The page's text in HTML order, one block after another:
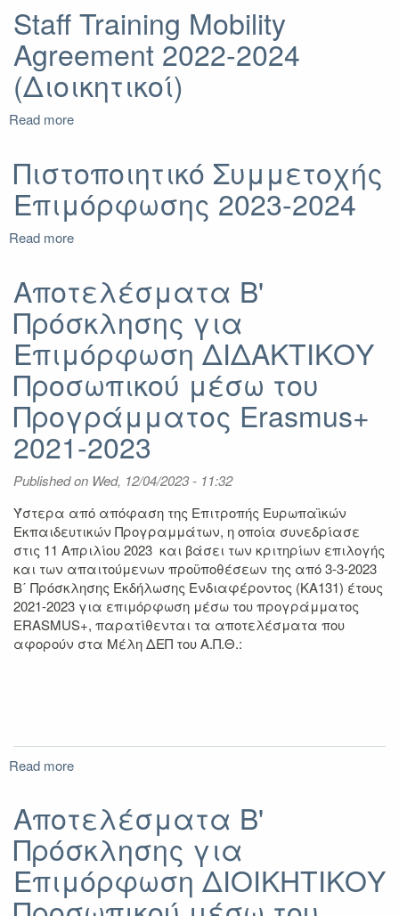
Προγράμματος
Erasmus+
(KA131)
2022-
Mobility
2022-
2024
(ΔΕΠ/
Staff Training Mobility
Agreement 2022-2024
(Διοικητικοί)
Read more
Mobility
Agreement
2022-
Πιστοποιητικό Συμμετοχής
Επιμόρφωσης 2023-2024
Read more
Επιμόρφωσης
2023-
2024
Αποτελέσματα B'
Πρόσκλησης για
Επιμόρφωση ΔΙΔΑΚΤΙΚΟΥ
Προσωπικού μέσω του
Προγράμματος Erasmus+
2021-2023
Published on Wed, 12/04/2023 - 11:32
Ύστερα από απόφαση της Επιτροπής Ευρωπαϊκών
Εκπαιδευτικών Προγραμμάτων, η οποία συνεδρίασε
στις 11 Απριλίου 2023 και βάσει των κριτηρίων επιλογής
και των απαιτούμενων προϋποθέσεων της από 3-3-2023
B΄ Πρόσκλησης Εκδήλωσης Ενδιαφέροντος (ΚΑ131) έτους
2021-2023 για επιμόρφωση μέσω του προγράμματος
ERASMUS+, παρατίθενται τα αποτελέσματα που
αφορούν στα Μέλη ΔΕΠ του Α.Π.Θ.:
Read more
Πρόσκλησης
Επιμόρφωση
ΔΙΔΑΚΤΙΚΟΥ
Προσωπικού
Αποτελέσματα B'
Πρόσκλησης για
Επιμόρφωση ΔΙΟΙΚΗΤΙΚΟΥ